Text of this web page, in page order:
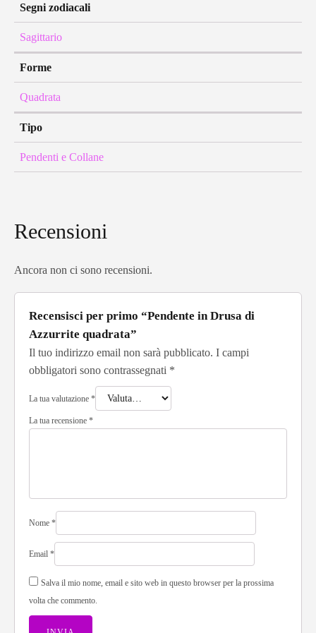
Segni zodiacali
Sagittario
Forme
Quadrata
Tipo
Pendenti e Collane
Recensioni
Ancora non ci sono recensioni.
Recensisci per primo “Pendente in Drusa di
Azzurrite quadrata”
Il tuo indirizzo email non sarà pubblicato. I campi
obbligatori sono contrassegnati *
La tua valutazione *
La tua recensione *
Nome *
Email *
Salva il mio nome, email e sito web in questo browser per la prossima
volta che commento.